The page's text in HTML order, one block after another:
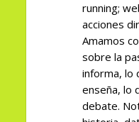
running;
acciones
Amamos
sobre la
informa, lo
enseña, lo
debate.